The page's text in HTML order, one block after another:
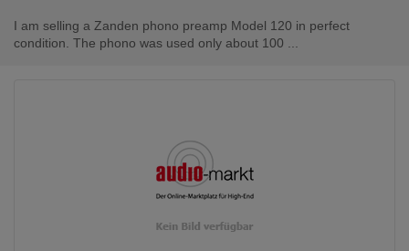
I am selling a Zanden phono preamp Model 120 in perfect
condition. The phono was used only about 100 ...